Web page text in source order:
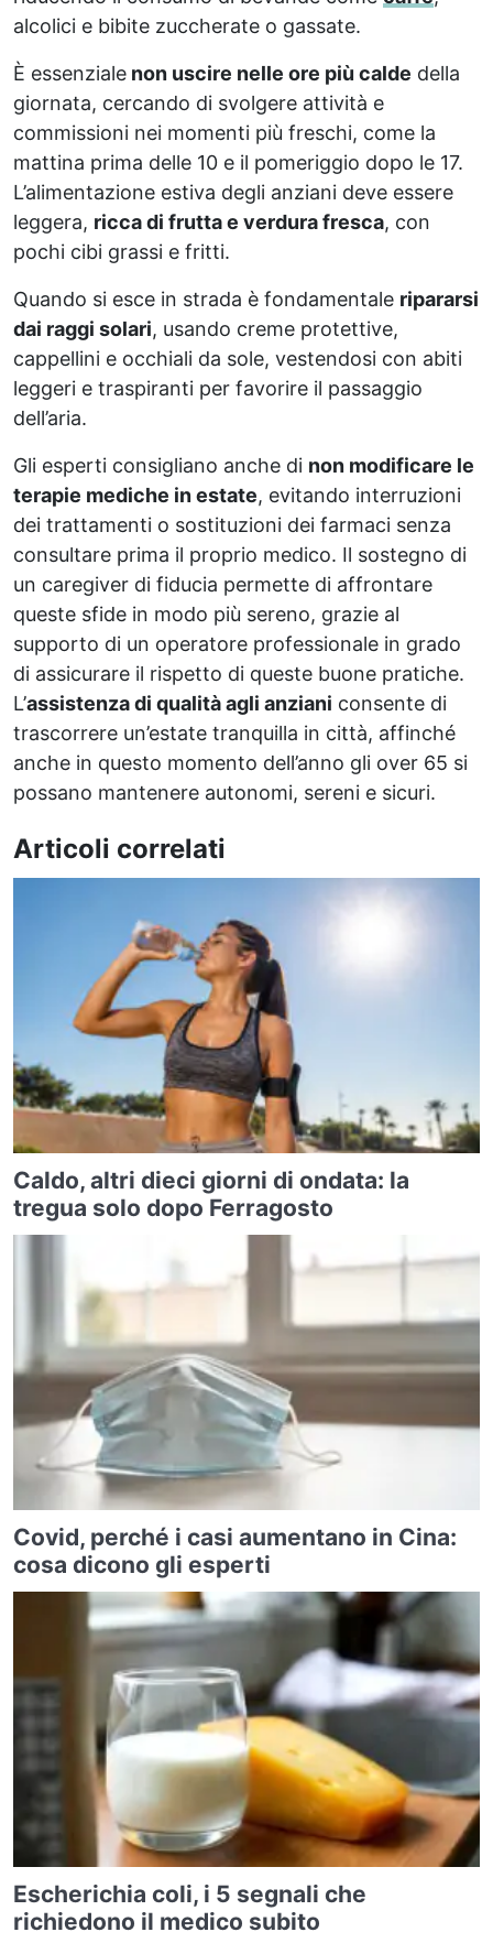
alcolici e bibite zuccherate o gassate.
È essenziale non uscire nelle ore più calde della
giornata, cercando di svolgere attività e
commissioni nei momenti più freschi, come la
mattina prima delle 10 e il pomeriggio dopo le 17.
L’alimentazione estiva degli anziani deve essere
leggera, ricca di frutta e verdura fresca, con
pochi cibi grassi e fritti.
Quando si esce in strada è fondamentale ripararsi
dai raggi solari, usando creme protettive,
cappellini e occhiali da sole, vestendosi con abiti
leggeri e traspiranti per favorire il passaggio
dell’aria.
Gli esperti consigliano anche di non modificare le
terapie mediche in estate, evitando interruzioni
dei trattamenti o sostituzioni dei farmaci senza
consultare prima il proprio medico. Il sostegno di
un caregiver di fiducia permette di affrontare
queste sfide in modo più sereno, grazie al
supporto di un operatore professionale in grado
di assicurare il rispetto di queste buone pratiche.
L’assistenza di qualità agli anziani consente di
trascorrere un’estate tranquilla in città, affinché
anche in questo momento dell’anno gli over 65 si
possano mantenere autonomi, sereni e sicuri.
Articoli correlati
Caldo, altri dieci giorni di ondata: la
tregua solo dopo Ferragosto
Covid, perché i casi aumentano in Cina:
cosa dicono gli esperti
Escherichia coli, i 5 segnali che
richiedono il medico subito